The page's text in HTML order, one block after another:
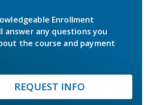
Enrollment
answer any questions you
the course and payment
REQUEST INFO